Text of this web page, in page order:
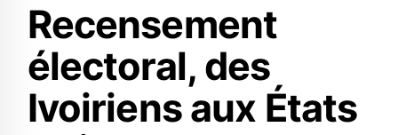
Recensement
électoral, des
Ivoiriens aux États